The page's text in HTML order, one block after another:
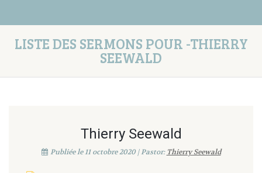
LISTE DES SERMONS POUR -THIERRY
SEEWALD
Thierry Seewald
Publiée le 11 octobre 2020 | Pastor: Thierry Seewald